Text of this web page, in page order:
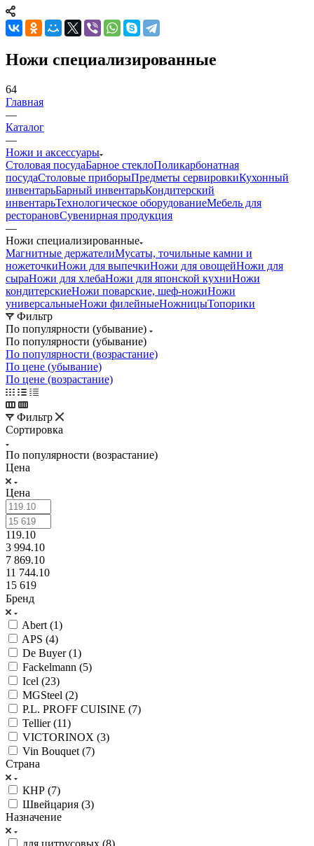
Ножи специализированные
64
Главная
—
Каталог
—
Ножи и аксессуары
Столовая посудаБарное стеклоПоликарбонатная
посудаСтоловые приборыПредметы сервировкиКухонный
инвентарьБарный инвентарьКондитерский
инвентарьТехнологическое оборудованиеМебель для
ресторановСувенирная продукция
—
Ножи специализированные
Магнитные держателиМусаты, точильные камни и
ножеточкиНожи для выпечкиНожи для овощейНожи для
сыраНожи для хлебаНожи для японской кухниНожи
кондитерскиеНожи поварские, шеф-ножиНожи
универсальныеНожи филейныеНожницыТопорики
Фильтр
По популярности (убывание)
По популярности (убывание)
По популярности (возрастание)
По цене (убывание)
По цене (возрастание)
Фильтр
Сортировка
По популярности (возрастание)
Цена
Цена
119.10
3 994.10
7 869.10
11 744.10
15 619
Бренд
Abert (1)
APS (4)
De Buyer (1)
Fackelmann (5)
Icel (23)
MGSteel (2)
P.L. PROFF CUISINE (7)
Tellier (11)
VICTORINOX (3)
Vin Bouquet (7)
Страна
КНР (7)
Швейцария (3)
Назначение
для цитрусовых (8)